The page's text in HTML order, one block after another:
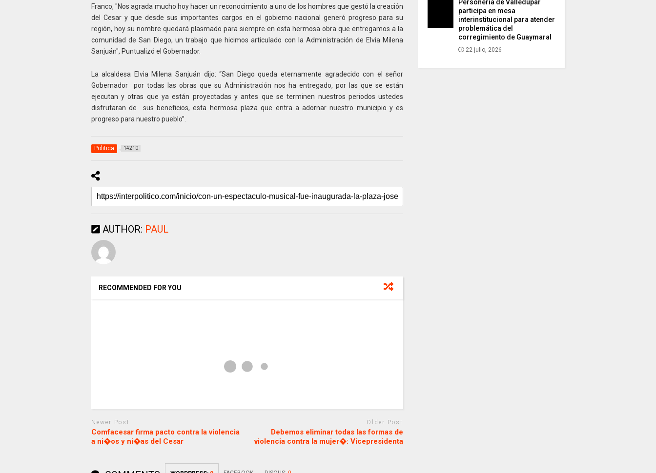
Franco, "Nos agrada mucho hoy hacer un reconocimiento a uno de los hombres que gestó la creación
del Cesar y que desde sus importantes cargos en el gobierno nacional generó progreso para su
región, hoy su nombre quedará plasmado para siempre en esta hermosa obra que entregamos a la
comunidad de San Diego, un trabajo que hicimos articulado con la Administración de Elvia Milena
Sanjuán", Puntualizó el Gobernador.
La alcaldesa Elvia Milena Sanjuán dijo: “San Diego queda eternamente agradecido con el señor
Gobernador por todas las obras que su Administración nos ha entregado, por las que se están
ejecutan y otras que ya están proyectadas y antes que se terminen nuestros periodos ustedes
disfrutaran de sus beneficios, esta hermosa plaza que entra a adornar nuestro municipio y es
progreso para nuestro pueblo”.
Politica 14210
AUTHOR: PAUL
RECOMMENDED FOR YOU
Newer Post
Comfacesar firma pacto contra la violencia
a ni�os y ni�as del Cesar
Older Post
Debemos eliminar todas las formas de
violencia contra la mujer�: Vicepresidenta
Personería de Valledupar
participa en mesa
interinstitucional para atender
problemática del
corregimiento de Guaymaral
22 julio, 2026